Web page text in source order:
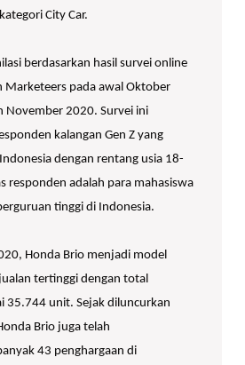
City Car.
berdasarkan hasil survei online
Marketeers pada awal Oktober
November 2020. Survei ini
kalangan Gen Z yang
dengan rentang usia 18-
responden adalah para mahasiswa
tinggi di Indonesia.
Honda Brio menjadi model
tertinggi dengan total
35.744 unit. Sejak diluncurkan
Brio juga telah
43 penghargaan di